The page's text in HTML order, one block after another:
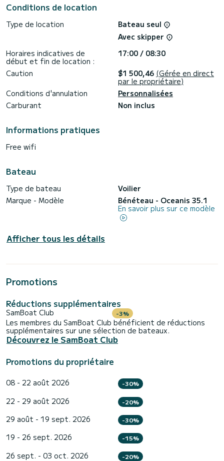
Ce bateau est équipé d'une grand-voile lattée et d'un
Pilote automatique, Haut-parleurs, Douche de pont.
Pour toute demande d'informations ou réservation, cliquez
sur le bouton « Demander un devis », un expert SamBoat
Conditions de location
Type de location
Bateau seul
Avec skipper
Horaires indicatives de
début et fin de location :
17:00 / 08:30
Caution
$1 500,46 (Gérée en direct
par le propriétaire)
Conditions d'annulation
Personnalisées
Carburant
Non inclus
Informations pratiques
Free wifi
Bateau
Type de bateau
Voilier
Marque - Modèle
Bénéteau - Oceanis 35.1
En savoir plus sur ce modèle
Afficher tous les détails
Promotions
Réductions supplémentaires
SamBoat Club -3%
Les membres du SamBoat Club bénéficient de réductions
supplémentaires sur une sélection de bateaux.
Découvrez le SamBoat Club
Promotions du propriétaire
08 - 22 août 2026 -30%
22 - 29 août 2026 -20%
29 août - 19 sept. 2026 -30%
19 - 26 sept. 2026 -15%
26 sept. - 03 oct. 2026 -20%